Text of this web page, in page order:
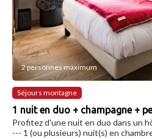
2 personnes maximum
Séjours montagne
1 nuit en duo + champagne +
Profitez d'une nuit en duo dans un
--- 1 (ou plusieurs) nuit(s) en